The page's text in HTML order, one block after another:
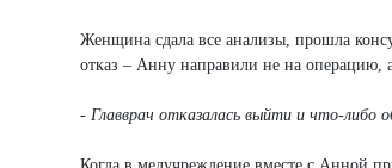
Женщина сдала все анализы, прошла
отказ – Анну направили не на операцию,
- Главврач отказалась выйти и что-либо